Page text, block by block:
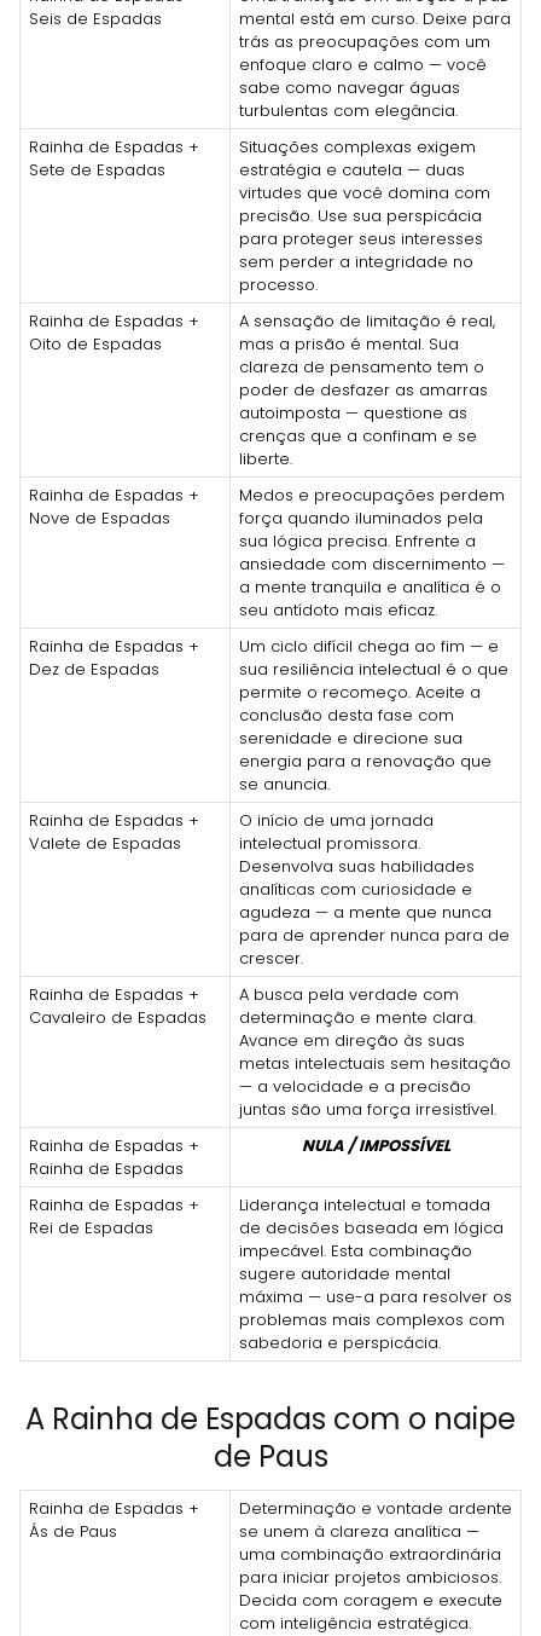
Seis de Espadas
mental está em curso. Deixe para
trás as preocupações com um
enfoque claro e calmo — você
sabe como navegar águas
turbulentas com elegância.
Rainha de Espadas +
Sete de Espadas
Situações complexas exigem
estratégia e cautela — duas
virtudes que você domina com
precisão. Use sua perspicácia
para proteger seus interesses
sem perder a integridade no
processo.
Rainha de Espadas +
Oito de Espadas
A sensação de limitação é real,
mas a prisão é mental. Sua
clareza de pensamento tem o
poder de desfazer as amarras
autoimposta — questione as
crenças que a confinam e se
liberte.
Rainha de Espadas +
Nove de Espadas
Medos e preocupações perdem
força quando iluminados pela
sua lógica precisa. Enfrente a
ansiedade com discernimento —
a mente tranquila e analítica é o
seu antídoto mais eficaz.
Rainha de Espadas +
Dez de Espadas
Um ciclo difícil chega ao fim — e
sua resiliência intelectual é o que
permite o recomeço. Aceite a
conclusão desta fase com
serenidade e direcione sua
energia para a renovação que
se anuncia.
Rainha de Espadas +
Valete de Espadas
O início de uma jornada
intelectual promissora.
Desenvolva suas habilidades
analíticas com curiosidade e
agudeza — a mente que nunca
para de aprender nunca para de
crescer.
Rainha de Espadas +
Cavaleiro de Espadas
A busca pela verdade com
determinação e mente clara.
Avance em direção às suas
metas intelectuais sem hesitação
— a velocidade e a precisão
juntas são uma força irresistível.
Rainha de Espadas +
Rainha de Espadas
NULA / IMPOSSÍVEL
Rainha de Espadas +
Rei de Espadas
Liderança intelectual e tomada
de decisões baseada em lógica
impecável. Esta combinação
sugere autoridade mental
máxima — use-a para resolver os
problemas mais complexos com
sabedoria e perspicácia.
A Rainha de Espadas com o naipe
de Paus
Rainha de Espadas +
Ás de Paus
Determinação e vontade ardente
se unem à clareza analítica —
uma combinação extraordinária
para iniciar projetos ambiciosos.
Decida com coragem e execute
com inteligência estratégica.